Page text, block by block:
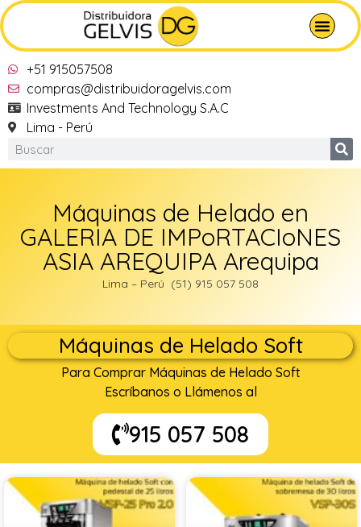
+51 915057508
compras@distribuidoragelvis.com
Investments And Technology S.A.C
Lima - Perú
Máquinas de Helado en
GALERIA DE IMPoRTACIoNES
ASIA AREQUIPA Arequipa
Lima – Perú (51) 915 057 508
Máquinas de Helado Soft
Para Comprar Máquinas de Helado Soft
Escríbanos o Llámenos al
915 057 508